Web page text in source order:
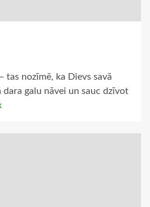
tas nozīmē, ka Dievs savā
galu nāvei un sauc dzīvot